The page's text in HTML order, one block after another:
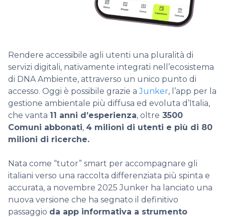
Rendere accessibile agli utenti una pluralità di
servizi digitali, nativamente integrati nell’ecosistema
di DNA Ambiente, attraverso un unico punto di
accesso. Oggi è possibile grazie aJunker, l’app per la
gestione ambientale più diffusa ed evoluta d’Italia,
che vanta 11 anni d’esperienza, oltre 3500
Comuni abbonati, 4 milioni di utenti e più di 80
milioni di ricerche.
Nata come “tutor” smart per accompagnare gli
italiani verso una raccolta differenziata più spinta e
accurata, a novembre 2025 Junker ha lanciato una
nuova versione che ha segnato il definitivo
passaggio da app informativa a strumento